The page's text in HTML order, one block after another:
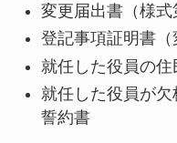
変更届出書（様式
登記事項証明書（
就任した役員の住
就任した役員が
誓約書